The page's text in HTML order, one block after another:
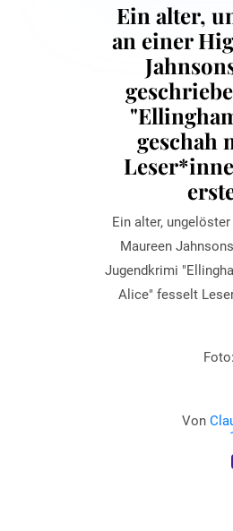
Ein alter,
an einer
geschah
Ein alter,
Maureen
Jugendkrimi
Alice" fesselt
Von